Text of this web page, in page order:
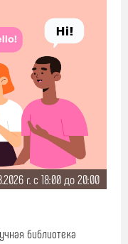
г. c 18:00 до 20:00
библиотека